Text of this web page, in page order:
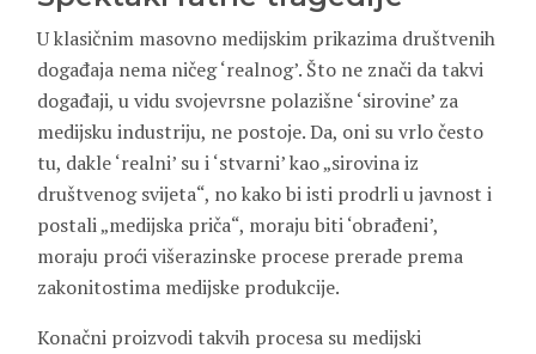
U klasičnim masovno medijskim prikazima društvenih
događaja nema ničeg ‘realnog’. Što ne znači da takvi
događaji, u vidu svojevrsne polazišne ‘sirovine’ za
medijsku industriju, ne postoje. Da, oni su vrlo često
tu, dakle ‘realni’ su i ‘stvarni’ kao „sirovina iz
društvenog svijeta“, no kako bi isti prodrli u javnost i
postali „medijska priča“, moraju biti ‘obrađeni’,
moraju proći višerazinske procese prerade prema
zakonitostima medijske produkcije.
Konačni proizvodi takvih procesa su medijski